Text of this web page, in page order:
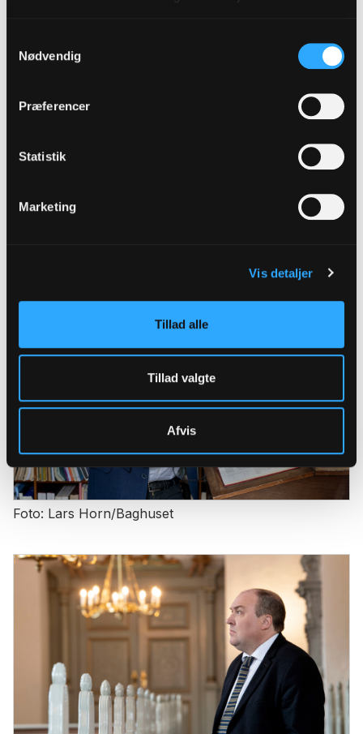
Nødvendig
Præferencer
Statistik
Marketing
Vis detaljer
Tillad alle
Tillad valgte
Afvis
Foto: Lars Horn/Baghuset